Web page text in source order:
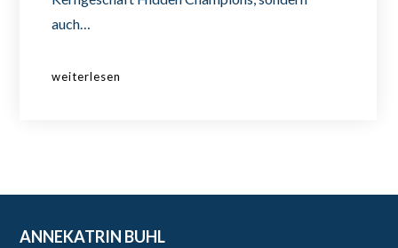
auch…
weiterlesen
ANNEKATRIN BUHL